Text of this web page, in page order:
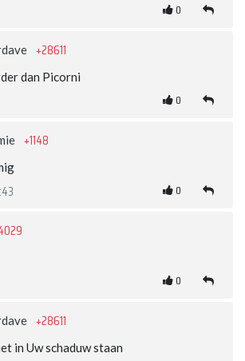
0
+28611
dan Picorni
0
+1148
0
0
+28611
in Uw schaduw staan